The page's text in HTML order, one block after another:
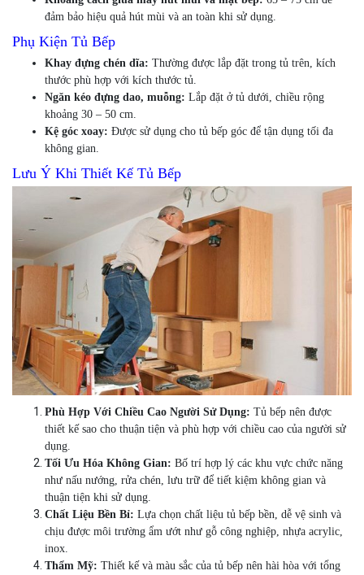
đảm bảo hiệu quả hút mùi và an toàn khi sử dụng.
Phụ Kiện Tủ Bếp
Khay đựng chén dĩa: Thường được lắp đặt trong tủ trên, kích
thước phù hợp với kích thước tủ.
Ngăn kéo đựng dao, muỗng: Lắp đặt ở tủ dưới, chiều rộng
khoảng 30 – 50 cm.
Kệ góc xoay: Được sử dụng cho tủ bếp góc để tận dụng tối đa
không gian.
Lưu Ý Khi Thiết Kế Tủ Bếp
Phù Hợp Với Chiều Cao Người Sử Dụng: Tủ bếp nên được
thiết kế sao cho thuận tiện và phù hợp với chiều cao của người sử
dụng.
Tối Ưu Hóa Không Gian: Bố trí hợp lý các khu vực chức năng
như nấu nướng, rửa chén, lưu trữ để tiết kiệm không gian và
thuận tiện khi sử dụng.
Chất Liệu Bền Bỉ: Lựa chọn chất liệu tủ bếp bền, dễ vệ sinh và
chịu được môi trường ẩm ướt như gỗ công nghiệp, nhựa acrylic,
inox.
Thẩm Mỹ: Thiết kế và màu sắc của tủ bếp nên hài hòa với tổng